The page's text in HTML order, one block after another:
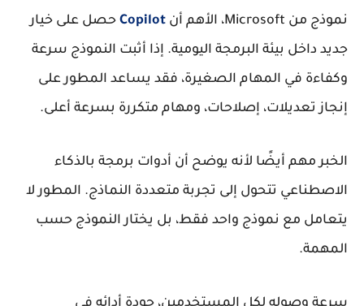
نموذج من Microsoft، الأهم أن
Copilot حصل على خيار
جديد داخل بيئة البرمجة اليومية. إذا أثبت النموذج سرعة
وكفاءة في المهام الصغيرة، فقد يساعد المطور على
إنجاز تعديلات، إصلاحات، ومهام متكررة بسرعة أعلى.
الخبر مهم أيضًا لأنه يوضح أن أدوات برمجة بالذكاء
الاصطناعي تتحول إلى تجربة متعددة النماذج. المطور لا
يتعامل مع نموذج واحد فقط، بل يختار النموذج حسب
المهمة.